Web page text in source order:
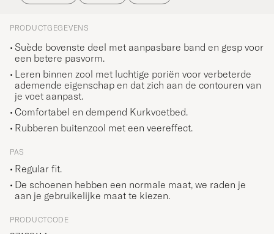
PRODUCTGEGEVENS
Suède bovenste deel met aanpasbare band en gesp voor
een betere pasvorm.
Leren binnen zool met luchtige poriën voor verbeterde
ademende eigenschap en dat zich aan de contouren van
je voet aanpast.
Comfortabel en dempend Kurkvoetbed.
Rubberen buitenzool met een veereffect.
PAS
Regular fit.
De schoenen hebben een normale maat, we raden je
aan je gebruikelijke maat te kiezen.
PRODUCTCODE